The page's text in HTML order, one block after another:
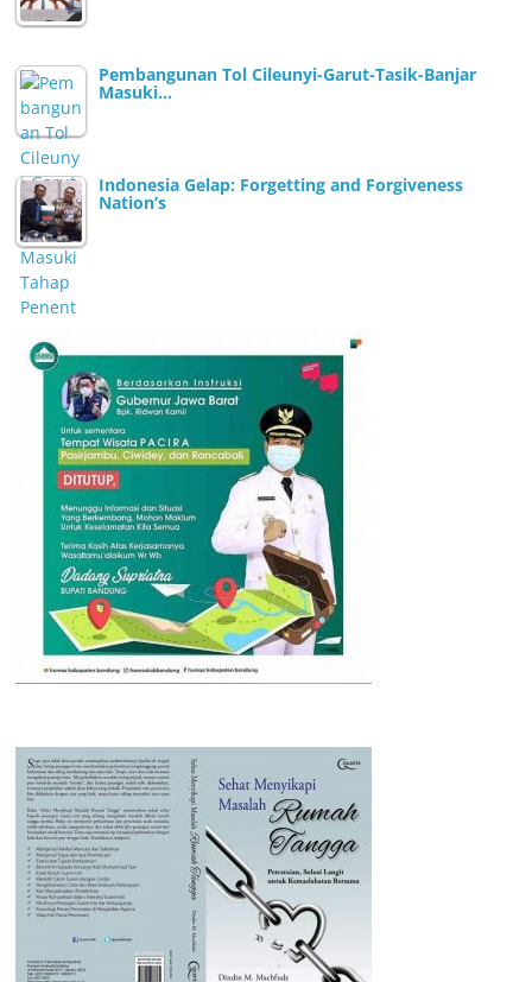
Pembangunan Tol Cileunyi-Garut-Tasik-Banjar
Masuki…
Indonesia Gelap: Forgetting and Forgiveness
Nation’s